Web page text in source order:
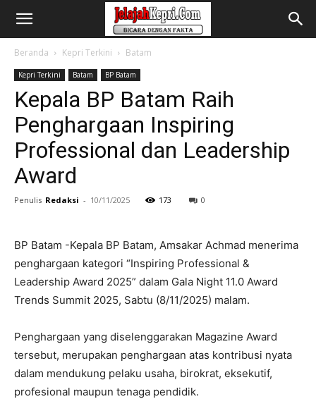
Beranda Kepri Terkini Batam
Kepri Terkini Batam BP Batam
Kepala BP Batam Raih
Penghargaan Inspiring
Professional dan Leadership
Award
Penulis Redaksi - 10/11/2025 173 0
BP Batam -Kepala BP Batam, Amsakar Achmad menerima
penghargaan kategori “Inspiring Professional &
Leadership Award 2025” dalam Gala Night 11.0 Award
Trends Summit 2025, Sabtu (8/11/2025) malam.
Penghargaan yang diselenggarakan Magazine Award
tersebut, merupakan penghargaan atas kontribusi nyata
dalam mendukung pelaku usaha, birokrat, eksekutif,
profesional maupun tenaga pendidik.